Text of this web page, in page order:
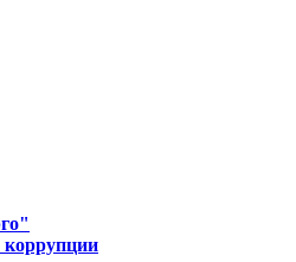
коррупции